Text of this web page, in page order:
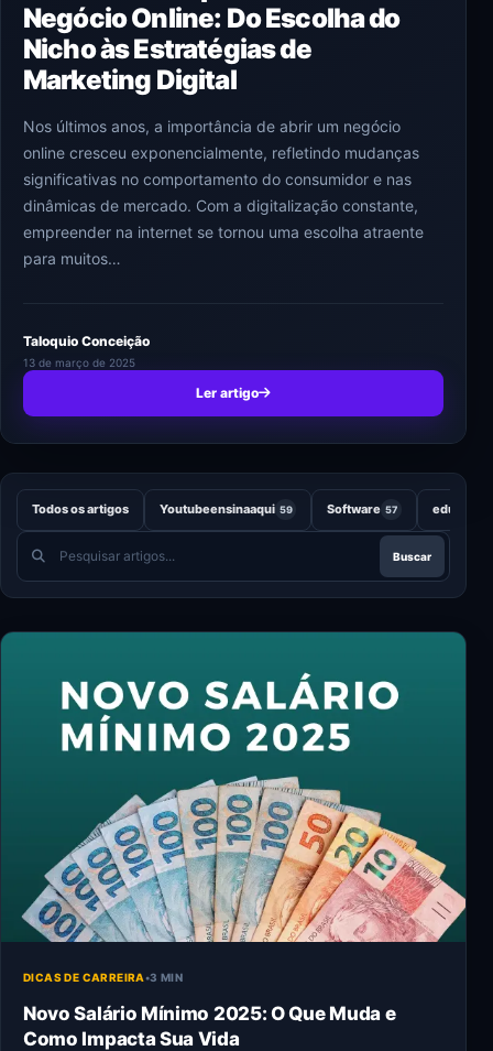
Negócio Online: Do Escolha do
Nicho às Estratégias de
Marketing Digital
Nos últimos anos, a importância de abrir um negócio
online cresceu exponencialmente, refletindo mudanças
significativas no comportamento do consumidor e nas
dinâmicas de mercado. Com a digitalização constante,
empreender na internet se tornou uma escolha atraente
para muitos…
Taloquio Conceição
13 de março de 2025
Ler artigo
Todos os artigos Youtubeensinaaqui 59 Software 57 educação
Pesquisar
artigos
Buscar
DICAS DE CARREIRA•3 MIN
Novo Salário Mínimo 2025: O Que Muda e
Como Impacta Sua Vida